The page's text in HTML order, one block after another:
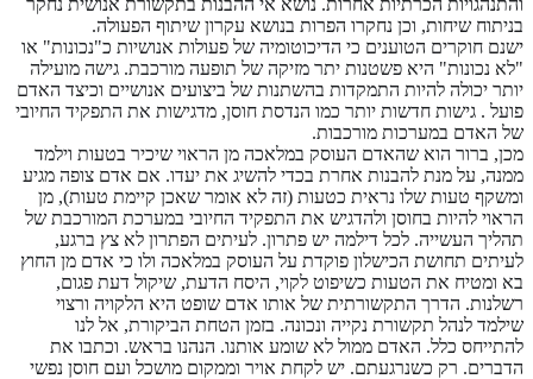
והתנהגויות הכרתיות אחרות. נושא אי ההבנות בתקשורת אנושית נחקר
בניתוח שיחות, וכן נחקרו הפרות בנושא עקרון שיתוף הפעולה.
ישנם חוקרים הטוענים כי הדיכוטומיה של פעולות אנושיות כ"נכונות" או
"לא נכונות" היא פשטנות יתר מזיקה של תופעה מורכבת. גישה מועילה
יותר יכולה להיות התמקדות בהשתנות של ביצועים אנושיים וכיצד האדם
פועל . גישות חדשות יותר כמו הנדסת חוסן, מדגישות את התפקיד החיובי
של האדם במערכות מורכבות.
מכן, ברור הוא שהאדם העוסק במלאכה מן הראוי שיכיר בטעות וילמד
ממנה, על מנת להבנות אחרת בכדי להשיג את יעדו. אם אדם צופה מגיע
ומשקף טעות שלו נראית כטעות (זה לא אומר שאכן קיימת טעות), מן
הראוי להיות בחוסן ולהדגיש את התפקיד החיובי במערכת המורכבת של
תהליך העשייה. לכל דילמה יש פתרון. לעיתים הפתרון לא צץ ברגע,
לעיתים תחושת הכישלון פוקדת על העוסק במלאכה ולו כי אדם מן החוץ
בא ומטיח את הטעות כשיפוט לקוי, היסח הדעת, שיקול דעת פגום,
רשלנות. הדרך התקשורתית של אותו אדם שופט היא הלקויה ורצוי
שילמד לנהל תקשורת נקייה ונכונה. בזמן הטחת הביקורת, אל לנו
להתייחס כלל. האדם ממול לא שומע אותנו. הנהנו בראש. וכתבו את
הדברים. רק כשנרגעתם. יש לקחת אויר וממקום מושכל ועם חוסן נפשי